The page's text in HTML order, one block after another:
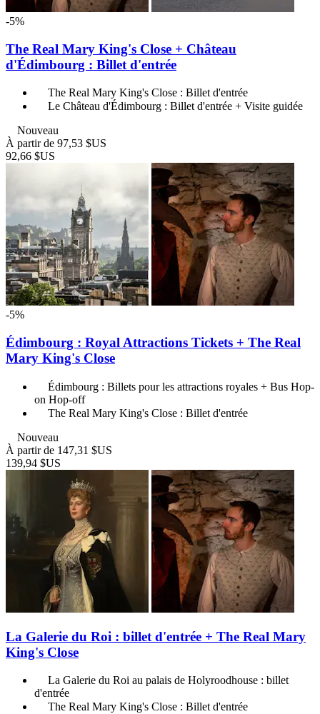
-5%
The Real Mary King's Close + Château
d'Édimbourg : Billet d'entrée
The Real Mary King's Close : Billet d'entrée
Le Château d'Édimbourg : Billet d'entrée + Visite guidée
Nouveau
À partir de 97,53 $US
92,66 $US
-5%
Édimbourg : Royal Attractions Tickets + The Real
Mary King's Close
Édimbourg : Billets pour les attractions royales + Bus Hop-
on Hop-off
The Real Mary King's Close : Billet d'entrée
Nouveau
À partir de 147,31 $US
139,94 $US
La Galerie du Roi : billet d'entrée + The Real Mary
King's Close
La Galerie du Roi au palais de Holyroodhouse : billet
d'entrée
The Real Mary King's Close : Billet d'entrée